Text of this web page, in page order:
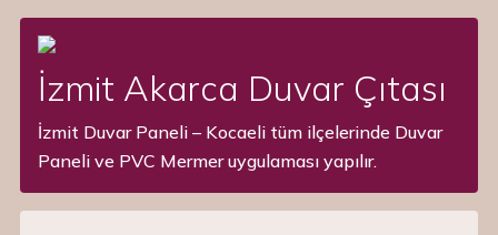
İzmit Akarca Duvar Çıtası
İzmit Duvar Paneli – Kocaeli tüm ilçelerinde Duvar
Paneli ve PVC Mermer uygulaması yapılır.